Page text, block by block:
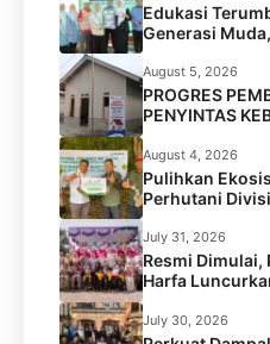
Edukasi
Generasi
FPTK Banten &
Gelar Coral
6 Kota Cilegon
August 5, 2026
PROGRES
PENYINTAS
PANDEGLANG
August 4, 2026
Pulihkan
Perhutani
Banten
Pohon
July 31, 2026
Resmi Dimulai,
Harfa
SEGA KEBUL di
Serang
July 30, 2026